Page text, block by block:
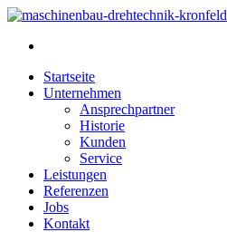
Startseite
Unternehmen
Ansprechpartner
Historie
Kunden
Service
Leistungen
Referenzen
Jobs
Kontakt